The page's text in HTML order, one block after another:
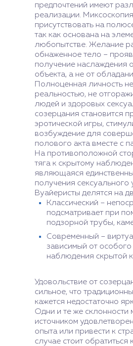
предпочтений имеют
реализации.
присутствовать на
так как основана на
любопытстве. Желание
обнаженное тело –
получение наслаждения
объекта, а не от
Полноценная личность
реальностью, не
людей и здоровых
созерцания становится
эротической игры,
возбуждение для
полового акта вместе с
На противоположной
тяга к скрытому
являющаяся
получения сексуального
Вуайеристы делятся на
Классический –
подсматривает при
подзорной трубы,
Современный –
зависимый от
наблюдения скрытой
Удовольствие от
сильное, что
кажется недостаточно
Одни и те же склонности
источником
опыта или привести к
случае стоит обратиться